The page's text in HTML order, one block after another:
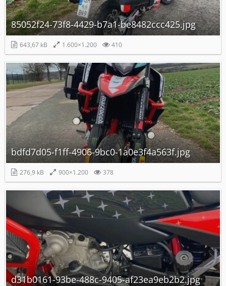
85052f24-73f8-4429-b7a1-be8482ccc425.jpg
643,67 kB 1.600×1.200 410
bdfd7d05-f1ff-4906-9bc0-1a0e3f4a563f.jpg
276,9 kB 900×1.200 378
d31b0161-93be-488c-9405-af23ea9eb2b2.jpg